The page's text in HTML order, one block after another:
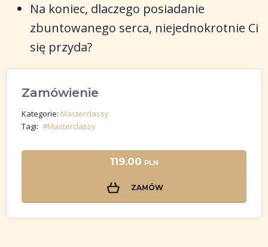
Na koniec, dlaczego posiadanie
zbuntowanego serca, niejednokrotnie Ci
się przyda?
Zamówienie
Kategorie: Masterclassy
Tagi: #Masterclassy
119.00 PLN
ZAMÓW